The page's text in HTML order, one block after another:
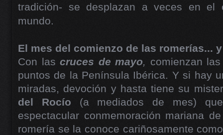
tradición- se desplazan a veces en el
mundo.
El mes del comienzo de las romerías...
Con las cruces de mayo, comienzan
puntos de la Península Ibérica. Y si hay
miradas, devoción y hasta tiene su
del Rocío (a mediados de mes)
espectacular conmemoración mariana
romería se la conoce cariñosamente